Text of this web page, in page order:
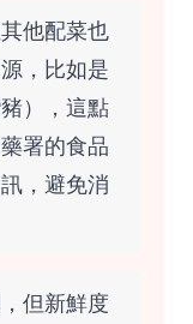
他配菜也
，比如是
），這點
署的食品
，避免消
但新鮮度